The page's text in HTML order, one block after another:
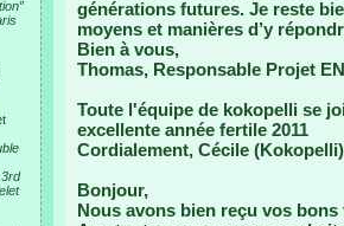
générations futures. Je reste
moyens et manières d’y
Bien à vous,
Thomas, Responsable Projet
Toute l'équipe de kokopelli se
excellente année fertile 2011
Cordialement, Cécile (Kokopelli)
Bonjour,
Nous avons bien reçu vos